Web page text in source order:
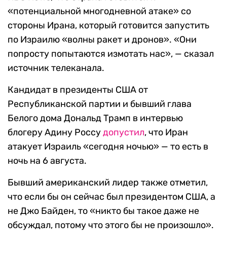
«потенциальной многодневной атаке» со
стороны Ирана, который готовится запустить
по Израилю «волны ракет и дронов». «Они
попросту попытаются измотать нас», — сказал
источник телеканала.
Кандидат в президенты США от
Республиканской партии и бывший глава
Белого дома Дональд Трамп в интервью
блогеру Адину Россудопустил, что Иран
атакует Израиль «сегодня ночью» — то есть в
ночь на 6 августа.
Бывший американский лидер также отметил,
что если бы он сейчас был президентом США, а
не Джо Байден, то «никто бы такое даже не
обсуждал, потому что этого бы не произошло».